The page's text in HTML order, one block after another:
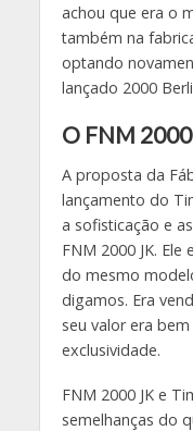
achou que era o
também na
optando
lançado 2000
O FNM
A proposta da
lançamento do
a sofisticação e
FNM 2000 JK.
do mesmo
digamos. Era
seu valor era
exclusividade.
FNM 2000 JK e
semelhanças do